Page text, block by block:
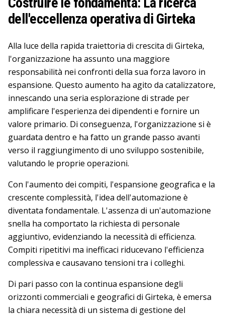
dell'eccellenza operativa di Girteka
Alla luce della rapida traiettoria di crescita di Girteka,
l'organizzazione ha assunto una maggiore
responsabilità nei confronti della sua forza lavoro in
espansione. Questo aumento ha agito da catalizzatore,
innescando una seria esplorazione di strade per
amplificare l'esperienza dei dipendenti e fornire un
valore primario. Di conseguenza, l'organizzazione si è
guardata dentro e ha fatto un grande passo avanti
verso il raggiungimento di uno sviluppo sostenibile,
valutando le proprie operazioni.
Con l'aumento dei compiti, l'espansione geografica e la
crescente complessità, l'idea dell'automazione è
diventata fondamentale. L'assenza di un'automazione
snella ha comportato la richiesta di personale
aggiuntivo, evidenziando la necessità di efficienza.
Compiti ripetitivi ma inefficaci riducevano l'efficienza
complessiva e causavano tensioni tra i colleghi.
Di pari passo con la continua espansione degli
orizzonti commerciali e geografici di Girteka, è emersa
la chiara necessità di un sistema di gestione del